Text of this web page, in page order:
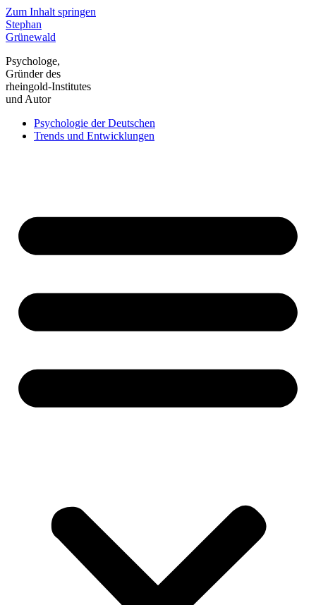
Zum Inhalt springen
Stephan
Grünewald
Psychologe,
Gründer des
rheingold-Institutes
und Autor
Psychologie der Deutschen
Trends und Entwicklungen